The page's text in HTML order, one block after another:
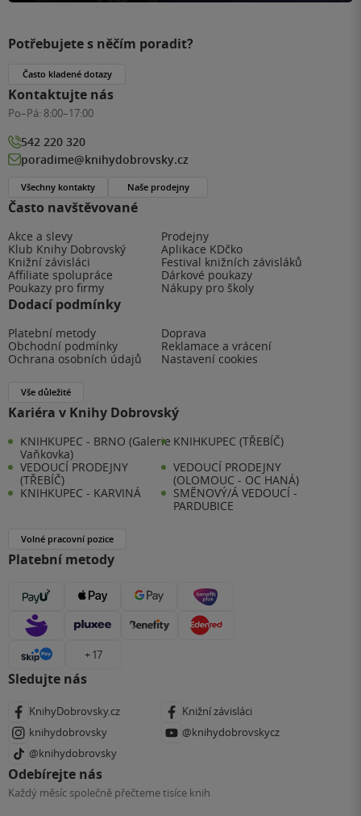
Často navštěvované
Akce a slevy
Prodejny
Klub Knihy Dobrovský
Aplikace KDčko
Knižní závisláci
Festival knižních závisláků
Affiliate spolupráce
Dárkové poukazy
Poukazy pro firmy
Nákupy pro školy
Dodací podmínky
Platební metody
Doprava
Obchodní podmínky
Reklamace a vrácení
Ochrana osobních údajů
Nastavení cookies
Vše důležité
Kariéra v Knihy Dobrovský
KNIHKUPEC - BRNO (Galerie
Vaňkovka)
KNIHKUPEC (TŘEBÍČ)
VEDOUCÍ PRODEJNY
(TŘEBÍČ)
VEDOUCÍ PRODEJNY
(OLOMOUC - OC HANÁ)
KNIHKUPEC - KARVINÁ
SMĚNOVÝ/Á VEDOUCÍ -
PARDUBICE
Volné pracovní pozice
Platební metody
+ 17
Sledujte nás
KnihyDobrovsky.cz
Knižní závisláci
knihydobrovsky
@knihydobrovskycz
@knihydobrovsky
Odebírejte nás
Každý měsíc společně přečteme tisíce knih
Potřebujete s něčím poradit?
Často kladené dotazy
Kontaktujte nás
Po–Pá: 8:00–17:00
542 220 320
poradime@knihydobrovsky.cz
Všechny kontakty Naše prodejny